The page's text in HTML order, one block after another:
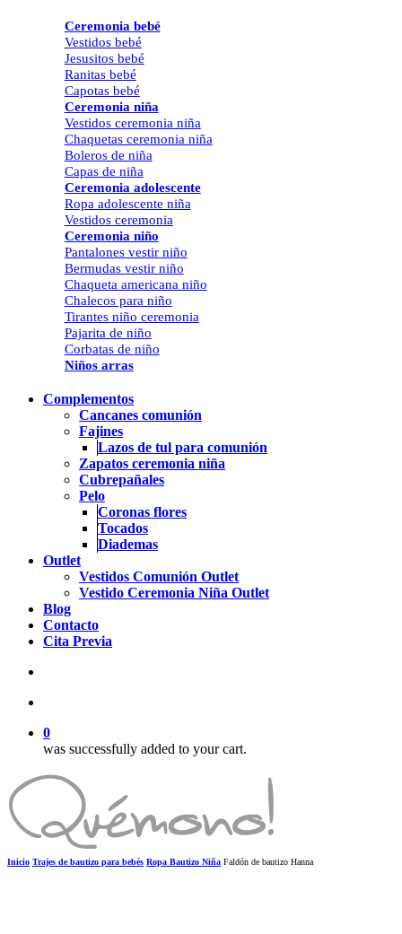
Ceremonia bebé
Vestidos bebé
Jesusitos bebé
Ranitas bebé
Capotas bebé
Ceremonia niña
Vestidos ceremonia niña
Chaquetas ceremonia niña
Boleros de niña
Capas de niña
Ceremonia adolescente
Ropa adolescente niña
Vestidos ceremonia
Ceremonia niño
Pantalones vestir niño
Bermudas vestir niño
Chaqueta americana niño
Chalecos para niño
Tirantes niño ceremonia
Pajarita de niño
Corbatas de niño
Niños arras
Complementos
Cancanes comunión
Fajines
Lazos de tul para comunión
Zapatos ceremonia niña
Cubrepañales
Pelo
Coronas flores
Tocados
Diademas
Outlet
Vestidos Comunión Outlet
Vestido Ceremonia Niña Outlet
Blog
Contacto
Cita Previa
0
was successfully added to your cart.
Inicio Trajes de bautizo para bebés Ropa Bautizo Niña Faldón de bautizo Hanna